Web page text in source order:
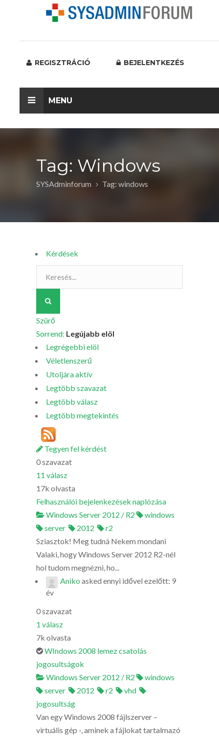
REGISZTRÁCIÓ BEJELENTKEZÉS
MENU
Tag: Windows
SYSAdminforum Tag: windows
Kérdések
Szürő
Sorrend: Legújabb elöl
Legrégebbi elöl
Véletlenszerű
Utoljára aktív
Legtöbb szavazat
Legtöbb válasz
Legtöbb megtekintés
Tegyen fel kérdést
0szavazat
11 válasz
17k olvasta
Felhasználói bejelenkezések naplózása
Windows Server 2012 / R2
windows
server
2012
r2
Sziasztok! Meg tudná Nekem mondani
Valaki, hogy Windows Server 2012 R2-nél
hol tudom megnézni, ho...
Aniko asked ennyi idővel ezelőtt: 9
év
0szavazat
1 válasz
7k olvasta
WIndows 2008 lemez csatolás
jogosultságok
Windows Server 2012 / R2
windows
server
2012 r2
vhd
jogosultság
Van egy Windows 2008 fájlszerver –
virtuális gép -, aminek a fájlokat tartalmazó